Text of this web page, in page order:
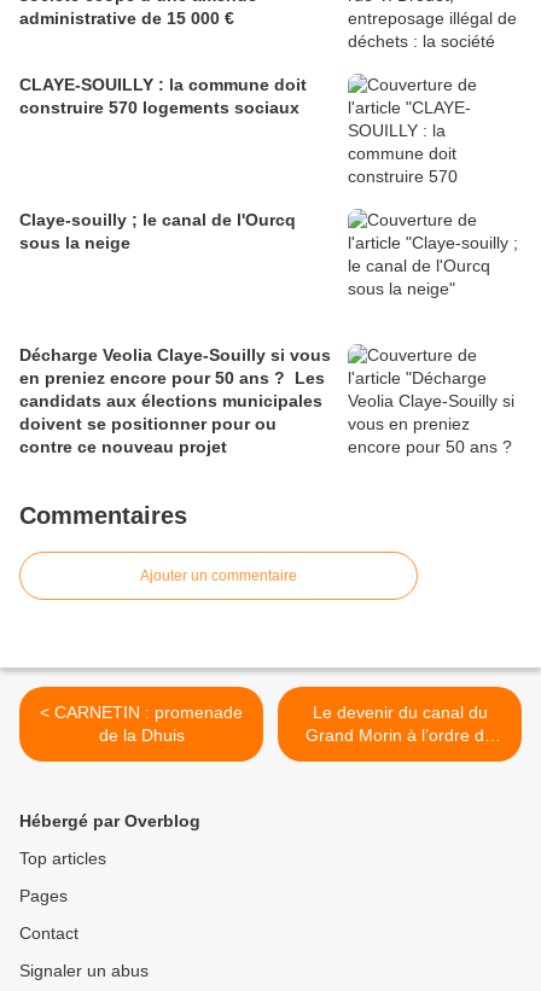
administrative de 15 000 €
CLAYE-SOUILLY : la commune doit
construire 570 logements sociaux
Claye-souilly ; le canal de l'Ourcq
sous la neige
Décharge Veolia Claye-Souilly si vous
en preniez encore pour 50 ans ? Les
candidats aux élections municipales
doivent se positionner pour ou
contre ce nouveau projet
Commentaires
Ajouter un commentaire
< CARNETIN : promenade
de la Dhuis
Le devenir du canal du
Grand Morin à l’ordre du
jour ! >
Hébergé par Overblog
Top articles
Pages
Contact
Signaler un abus